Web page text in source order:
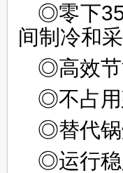
◎零下
间制冷和
◎高效节
◎不占用
◎替代锅
◎运行稳